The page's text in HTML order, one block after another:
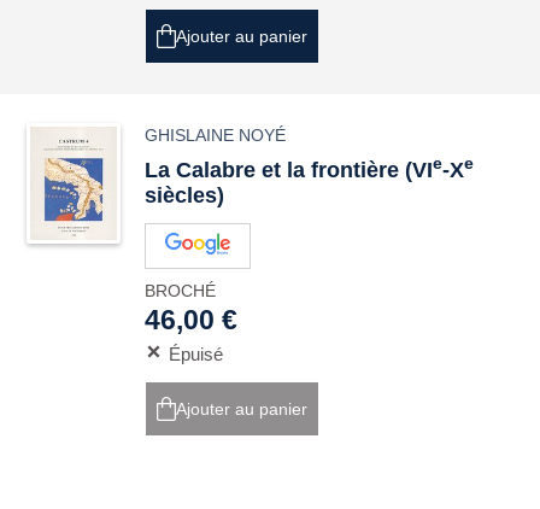
Ajouter au panier
GHISLAINE NOYÉ
La Calabre et la frontière (VIe-Xe
siècles)
BROCHÉ
46,00 €
Épuisé
Ajouter au panier